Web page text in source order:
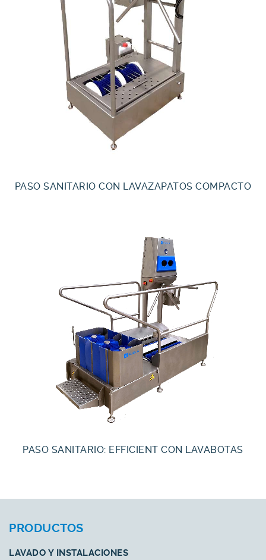
PASO SANITARIO CON LAVAZAPATOS COMPACTO
PASO SANITARIO: EFFICIENT CON LAVABOTAS
PRODUCTOS
LAVADO Y INSTALACIONES